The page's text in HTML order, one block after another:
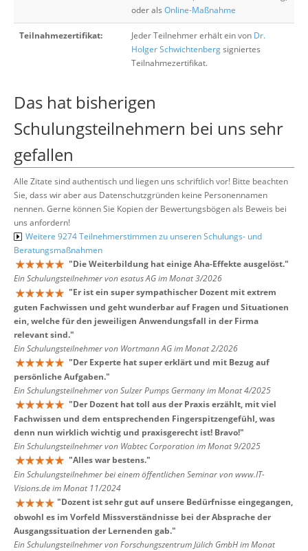
oder als Online-Maßnahme
Teilnahmezertifikat: Jeder Teilnehmer erhält ein von Dr.
Holger Schwichtenbergsigniertes
Teilnahmezertifikat.
Das hat bisherigen
Schulungsteilnehmern bei uns sehr
gefallen
Alle Zitate sind authentisch und liegen uns schriftlich vor! Bitte beachten
Sie, dass wir aber aus Datenschutzgründen keine Personennamen
nennen. Gerne können Sie Kopien der Bewertungsbögen als Beweis bei
uns anfordern!
Weitere 9274 Teilnehmerstimmen zu unseren Schulungs- und
Beratungsmaßnahmen
"Die Weiterbildung hat einige Aha-Effekte ausgelöst."
Ein Schulungsteilnehmer von esatus AG im Monat 3/2026
"Er ist ein super sympathischer Dozent mit extrem
guten Fachwissen und geht wunderbar auf Fragen und Situationen
ein, welche für den jeweiligen Anwendungsfall in der Firma
relevant sind."
Ein Schulungsteilnehmer von Wortmann AG im Monat 2/2026
"Der Experte hat super erklärt und mit Bezug auf
persönliche Aufgaben."
Ein Schulungsteilnehmer von Sulzer Pumps Germany im Monat 4/2025
"Der Dozent hat toll aus der Praxis erzählt, mit viel
Fachwissen und dem entsprechenden Fingerspitzengefühl, was
denn nun wirklich wichtig und praxisgerecht ist! Bravo!"
Ein Schulungsteilnehmer von Wabtec Corporation im Monat 9/2025
"Alles war bestens."
Ein Schulungsteilnehmer bei einem öffentlichen Seminar von www.IT-
Visions.de im Monat 11/2024
"Dozent ist sehr gut auf unsere Bedürfnisse eingegangen,
obwohl es im Vorfeld Missverständnisse bei der Absprache der
Ausgangssituation der Lernenden gab."
Ein Schulungsteilnehmer von Forschungszentrum Jülich GmbH im Monat